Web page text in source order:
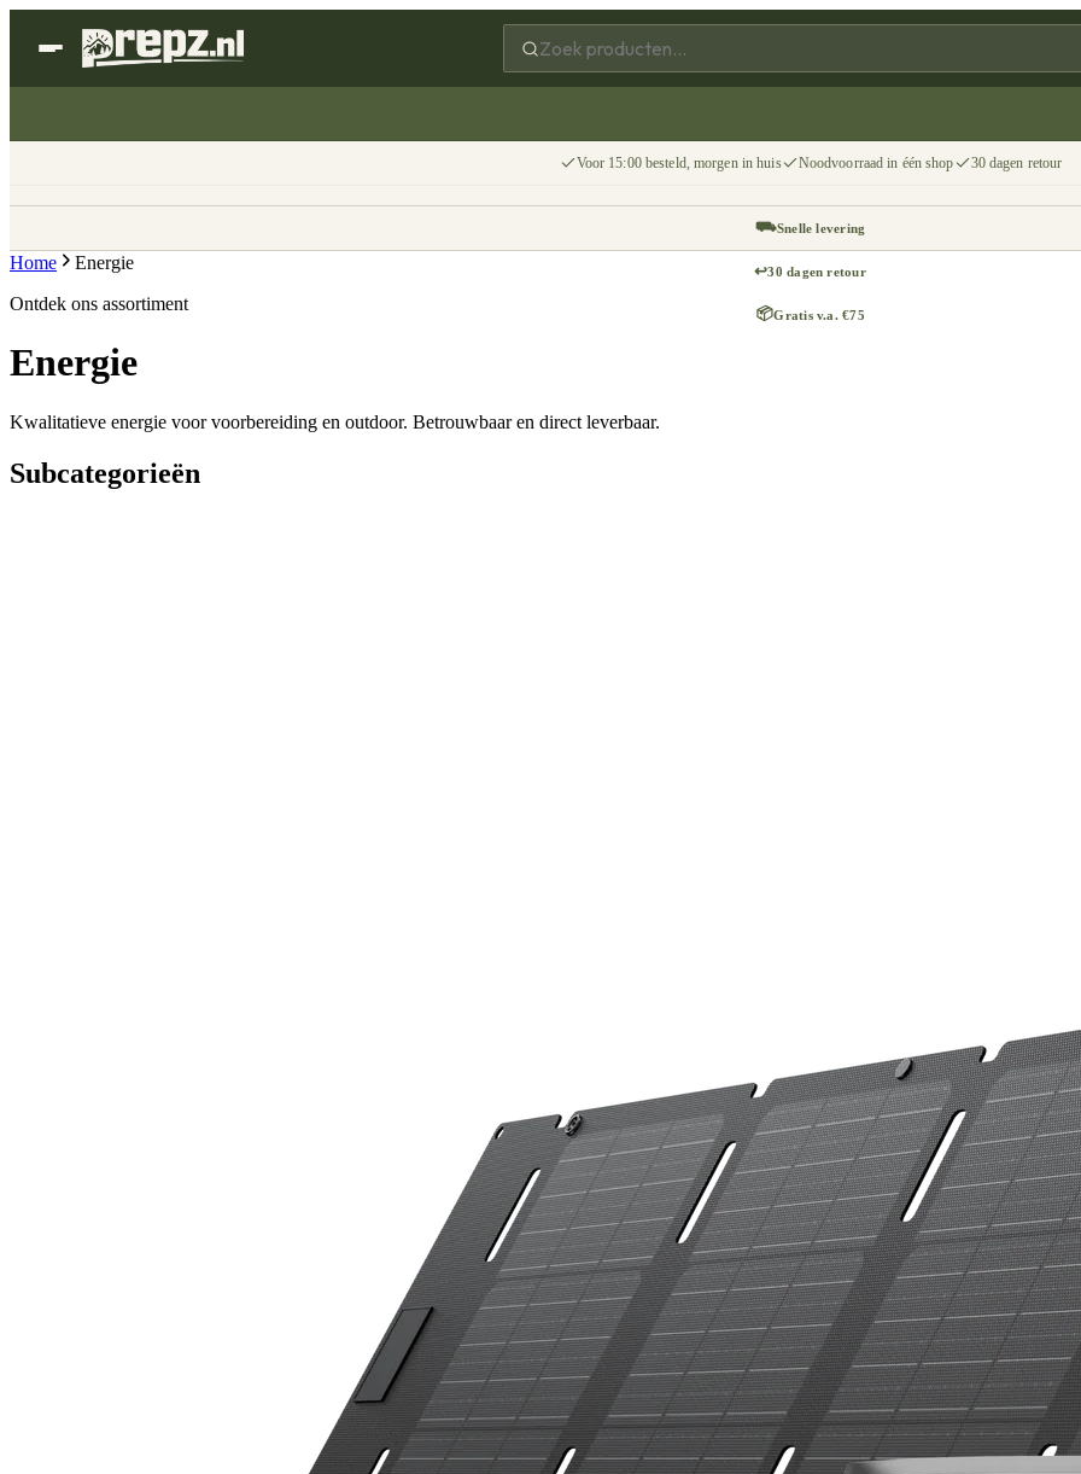
Voor 15:00 besteld, morgen in huis Noodvoorraad in één shop 30 dagen retour
⛟Snelle levering
↩30 dagen retour
📦Gratis v.a. €75
Home
Energie
Ontdek ons assortiment
Energie
Kwalitatieve energie voor voorbereiding en outdoor. Betrouwbaar en direct leverbaar.
Subcategorieën